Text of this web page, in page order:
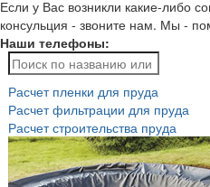
Если у Вас возникли какие-либо
консульция - звоните нам. Мы -
Наши телефоны:
Расчет пленки для пруда
Расчет фильтрации для пруда
Расчет строительства пруда